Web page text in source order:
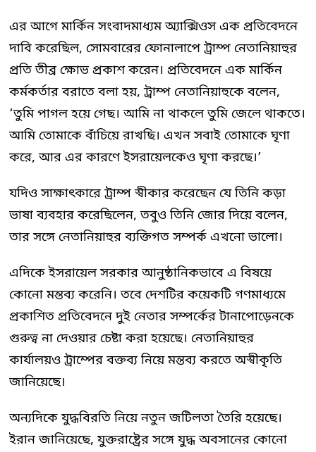
এর আগে মার্কিন সংবাদমাধ্যম অ্যাক্সিওস এক প্রতিবেদনে
দাবি করেছিল, সোমবারের ফোনালাপে ট্রাম্প নেতানিয়াহুর
প্রতি তীব্র ক্ষোভ প্রকাশ করেন। প্রতিবেদনে এক মার্কিন
কর্মকর্তার বরাতে বলা হয়, ট্রাম্প নেতানিয়াহুকে বলেন,
‘তুমি পাগল হয়ে গেছ। আমি না থাকলে তুমি জেলে থাকতে।
আমি তোমাকে বাঁচিয়ে রাখছি। এখন সবাই তোমাকে ঘৃণা
করে, আর এর কারণে ইসরায়েলকেও ঘৃণা করছে।’
যদিও সাক্ষাৎকারে ট্রাম্প স্বীকার করেছেন যে তিনি কড়া
ভাষা ব্যবহার করেছিলেন, তবুও তিনি জোর দিয়ে বলেন,
তার সঙ্গে নেতানিয়াহুর ব্যক্তিগত সম্পর্ক এখনো ভালো।
এদিকে ইসরায়েল সরকার আনুষ্ঠানিকভাবে এ বিষয়ে
কোনো মন্তব্য করেনি। তবে দেশটির কয়েকটি গণমাধ্যমে
প্রকাশিত প্রতিবেদনে দুই নেতার সম্পর্কের টানাপোড়েনকে
গুরুত্ব না দেওয়ার চেষ্টা করা হয়েছে। নেতানিয়াহুর
কার্যালয়ও ট্রাম্পের বক্তব্য নিয়ে মন্তব্য করতে অস্বীকৃতি
জানিয়েছে।
অন্যদিকে যুদ্ধবিরতি নিয়ে নতুন জটিলতা তৈরি হয়েছে।
ইরান জানিয়েছে, যুক্তরাষ্ট্রের সঙ্গে যুদ্ধ অবসানের কোনো